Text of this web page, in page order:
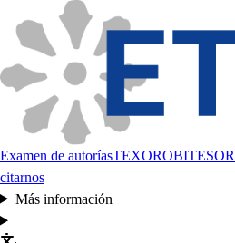
Examen de autoríasTEXOROBITESO
citarnos
Más información